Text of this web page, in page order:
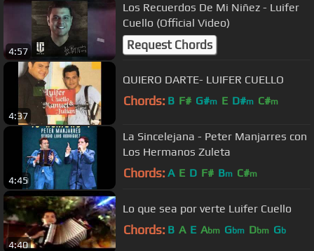
4:57
Los Recuerdos De Mi Niñez - Luifer
Cuello (Official Video)
Request Chords
4:37
QUIERO DARTE- LUIFER CUELLO
Chords: B F# G#m E D#m C#m
4:45
La Sincelejana - Peter Manjarres con
Los Hermanos Zuleta
Chords: A E D F# Bm C#m
4:40
Lo que sea por verte Luifer Cuello
Chords: B A E Abm Gbm Dbm Gb